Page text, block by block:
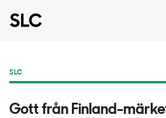
SLC
​Gott från Finland-